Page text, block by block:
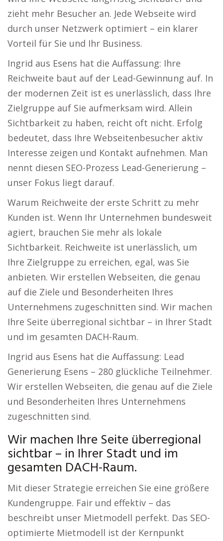
zieht mehr Besucher an. Jede Webseite wird
durch unser Netzwerk optimiert – ein klarer
Vorteil für Sie und Ihr Business.
Ingrid aus Esens hat die Auffassung: Ihre
Reichweite baut auf der Lead-Gewinnung auf. In
der modernen Zeit ist es unerlässlich, dass Ihre
Zielgruppe auf Sie aufmerksam wird. Allein
Sichtbarkeit zu haben, reicht oft nicht. Erfolg
bedeutet, dass Ihre Webseitenbesucher aktiv
Interesse zeigen und Kontakt aufnehmen. Man
nennt diesen SEO-Prozess Lead-Generierung –
unser Fokus liegt darauf.
Warum Reichweite der erste Schritt zu mehr
Kunden ist. Wenn Ihr Unternehmen bundesweit
agiert, brauchen Sie mehr als lokale
Sichtbarkeit. Reichweite ist unerlässlich, um
Ihre Zielgruppe zu erreichen, egal, was Sie
anbieten. Wir erstellen Webseiten, die genau
auf die Ziele und Besonderheiten Ihres
Unternehmens zugeschnitten sind. Wir machen
Ihre Seite überregional sichtbar – in Ihrer Stadt
und im gesamten DACH-Raum.
Ingrid aus Esens hat die Auffassung: Lead
Generierung Esens – 280 glückliche Teilnehmer.
Wir erstellen Webseiten, die genau auf die Ziele
und Besonderheiten Ihres Unternehmens
zugeschnitten sind.
Wir machen Ihre Seite überregional
sichtbar – in Ihrer Stadt und im
gesamten DACH-Raum.
Mit dieser Strategie erreichen Sie eine größere
Kundengruppe. Fair und effektiv – das
beschreibt unser Mietmodell perfekt. Das SEO-
optimierte Mietmodell ist der Kernpunkt